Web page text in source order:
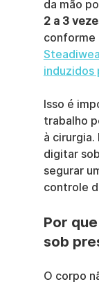
da mão
2 a 3
conforme
induzidos
Isso é
trabalho
à cirurgia.
digitar
segurar
controle
Por
sob
O corpo